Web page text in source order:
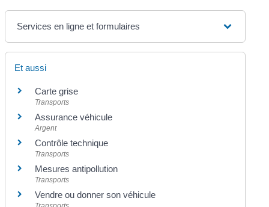
Services en ligne et formulaires
Et aussi
Carte grise
Transports
Assurance véhicule
Argent
Contrôle technique
Transports
Mesures antipollution
Transports
Vendre ou donner son véhicule